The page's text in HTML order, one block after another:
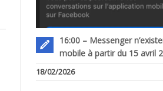
16:00 – Messenger
mobile à partir du 15 avril
18/02/2026